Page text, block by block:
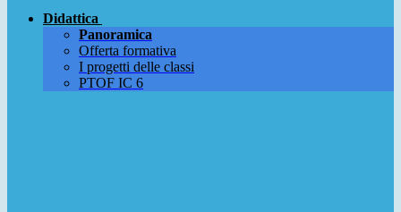
Didattica
Panoramica
Offerta formativa
I progetti delle classi
PTOF IC 6